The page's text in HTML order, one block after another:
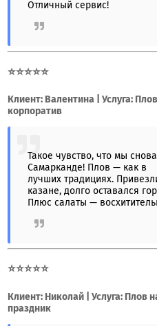
Отличный сервис!
⭐⭐⭐⭐⭐
Клиент: Валентина | Услуга:
корпоратив
Такое чувство, что мы
Самарканде! Плов — как в
лучших традициях.
казане, долго оставался
Плюс салаты —
⭐⭐⭐⭐⭐
Клиент: Николай | Услуга: Плов
праздник